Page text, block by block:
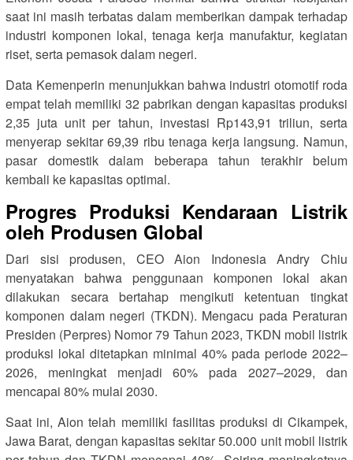
saat ini masih terbatas dalam memberikan dampak terhadap
industri komponen lokal, tenaga kerja manufaktur, kegiatan
riset, serta pemasok dalam negeri.
Data Kemenperin menunjukkan bahwa industri otomotif roda
empat telah memiliki 32 pabrikan dengan kapasitas produksi
2,35 juta unit per tahun, investasi Rp143,91 triliun, serta
menyerap sekitar 69,39 ribu tenaga kerja langsung. Namun,
pasar domestik dalam beberapa tahun terakhir belum
kembali ke kapasitas optimal.
Progres Produksi Kendaraan Listrik
oleh Produsen Global
Dari sisi produsen, CEO Aion Indonesia Andry Chiu
menyatakan bahwa penggunaan komponen lokal akan
dilakukan secara bertahap mengikuti ketentuan tingkat
komponen dalam negeri (TKDN). Mengacu pada Peraturan
Presiden (Perpres) Nomor 79 Tahun 2023, TKDN mobil listrik
produksi lokal ditetapkan minimal 40% pada periode 2022–
2026, meningkat menjadi 60% pada 2027–2029, dan
mencapai 80% mulai 2030.
Saat ini, Aion telah memiliki fasilitas produksi di Cikampek,
Jawa Barat, dengan kapasitas sekitar 50.000 unit mobil listrik